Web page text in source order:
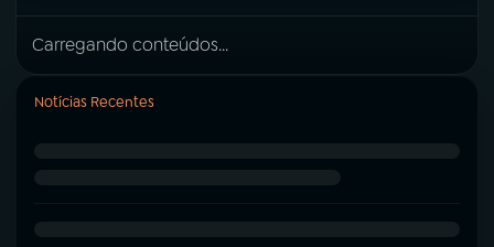
Carregando conteúdos...
Notícias Recentes